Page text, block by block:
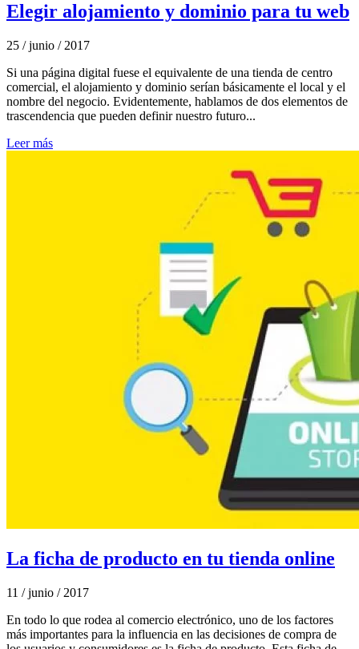
Elegir alojamiento y dominio para tu web
25 / junio / 2017
Si una página digital fuese el equivalente de una tienda de centro
comercial, el alojamiento y dominio serían básicamente el local y el
nombre del negocio. Evidentemente, hablamos de dos elementos de
trascendencia que pueden definir nuestro futuro...
Leer más
La ficha de producto en tu tienda online
11 / junio / 2017
En todo lo que rodea al comercio electrónico, uno de los factores
más importantes para la influencia en las decisiones de compra de